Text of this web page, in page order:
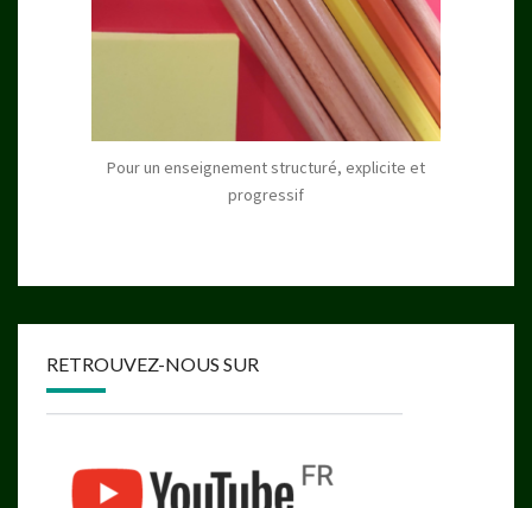
Pour un enseignement structuré, explicite et
progressif
RETROUVEZ-NOUS SUR